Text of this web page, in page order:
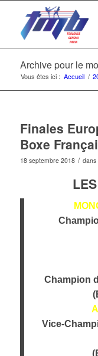
Archive pour le
Vous êtes ici : Accueil /
Finales
Boxe
18 septembre 2018 / dans
Champion
Vice-